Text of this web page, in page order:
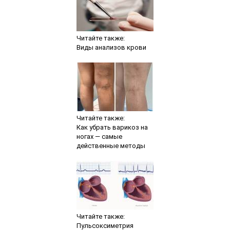
Читайте также:
Виды анализов крови
Читайте также:
Как убрать варикоз на
ногах — самые
действенные методы
Читайте также:
Пульсоксиметрия